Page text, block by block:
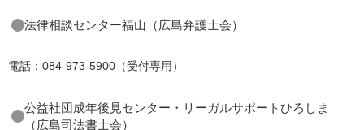
法律相談センター福山（広島弁護士会）
電話：084-973-5900（受付専用）
公益社団成年後見センター・リーガルサポートひろしま
（広島司法書士会）